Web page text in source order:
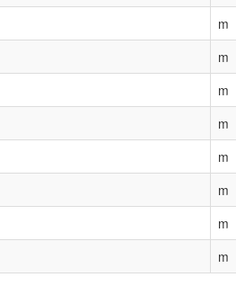
m
m
m
m
m
m
m
m